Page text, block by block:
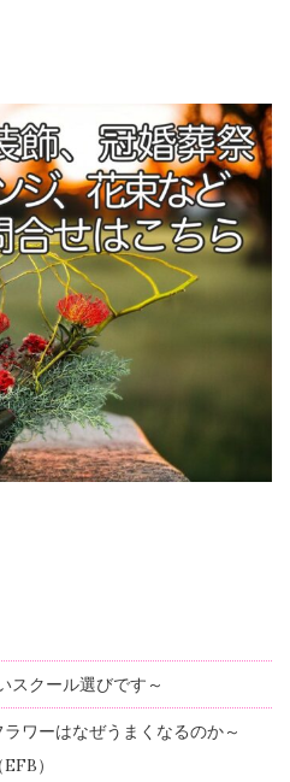
スクール選びです～
ワーはなぜうまくなるのか～
）